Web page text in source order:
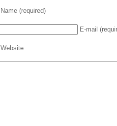
Name (required)
E-mail
Website